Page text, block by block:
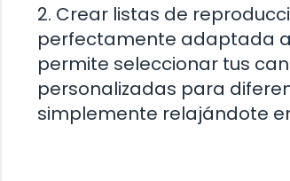
2. Crear listas de
perfectamente adaptada
permite seleccionar tus
personalizadas para
simplemente relajándote